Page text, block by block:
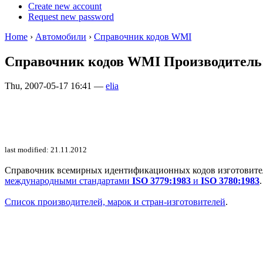
Create new account
Request new password
Home › Автомобили › Справочник кодов WMI
Справочник кодов WMI
Thu, 2007-05-17 16:41 — elia
last modified: 21.11.2012
Справочник всемирных идентификационных кодов
международными стандартами ISO 3779:1983 и ISO 3780:1983.
Список производителей, марок и стран-изготовителей.